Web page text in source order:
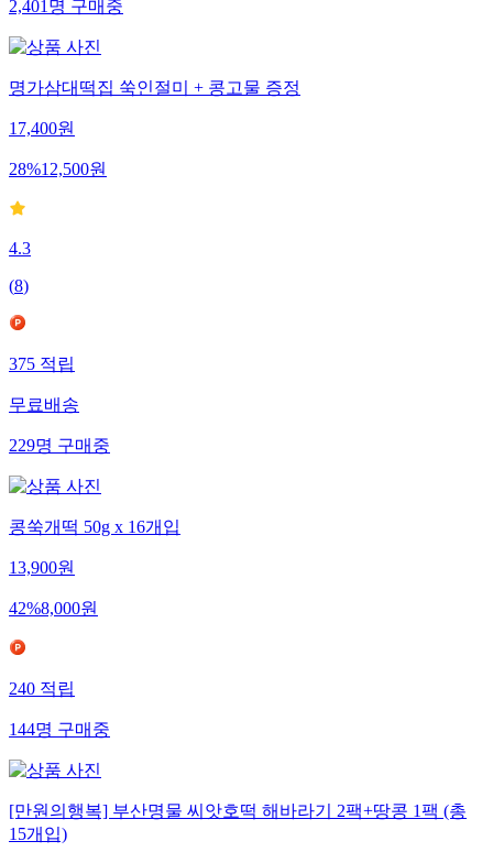
2,401명구매중
명가삼대떡집 쑥인절미 + 콩고물 증정
17,400원
28%12,500원
4.3
(8)
375적립
무료배송
229명구매중
콩쑥개떡 50g x 16개입
13,900원
42%8,000원
240적립
144명구매중
[만원의행복] 부산명물 씨앗호떡 해바라기 2팩+땅콩 1팩 (총
15개입)